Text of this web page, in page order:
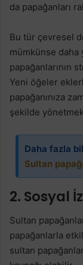
da papağanları
Bu tür çevresel
mümkünse daha
papağanlarının
Yeni öğeler
papağanınıza
şekilde
Daha fazla
Sultan
2. Sosyal
Sultan
papağanlarla
sultan